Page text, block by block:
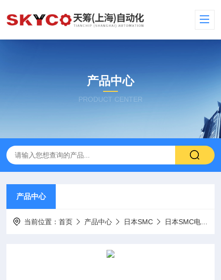
产品中心
PRODUCT CENTER
产品中心
当前位置：首页 产品中心 日本SMC 日本SMC电磁阀